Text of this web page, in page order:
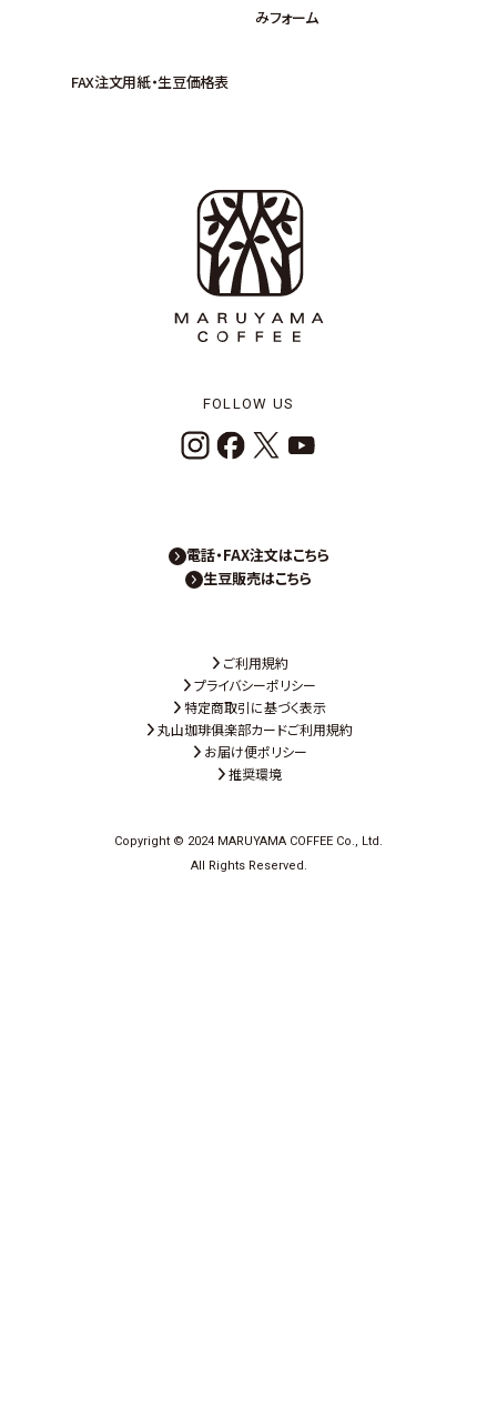
みフォーム
FAX注文用紙・生豆価格表
FOLLOW US
電話・FAX注文はこちら
生豆販売はこちら
ご利用規約
プライバシーポリシー
特定商取引に基づく表示
丸山珈琲俱楽部カードご利用規約
お届け便ポリシー
推奨環境
Copyright © 2024 MARUYAMA COFFEE Co., Ltd.
All Rights Reserved.